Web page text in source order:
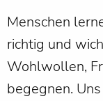
Menschen
richtig und
Wohlwollen,
begegnen.